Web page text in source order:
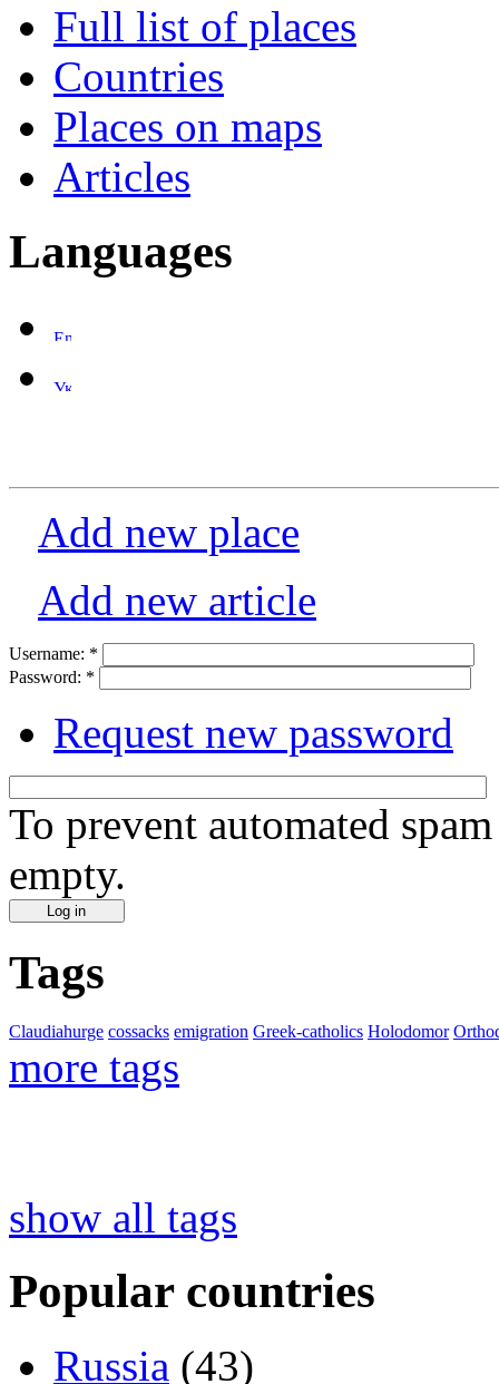
Full list of places
Countries
Places on maps
Articles
Languages
Add new place
Add new article
Username: *
Password: *
Request new password
To prevent automated
empty.
Tags
Claudiahurge cossacks emigration Greek-catholics Holodomor
more tags
show all tags
Popular countries
Russia (43)